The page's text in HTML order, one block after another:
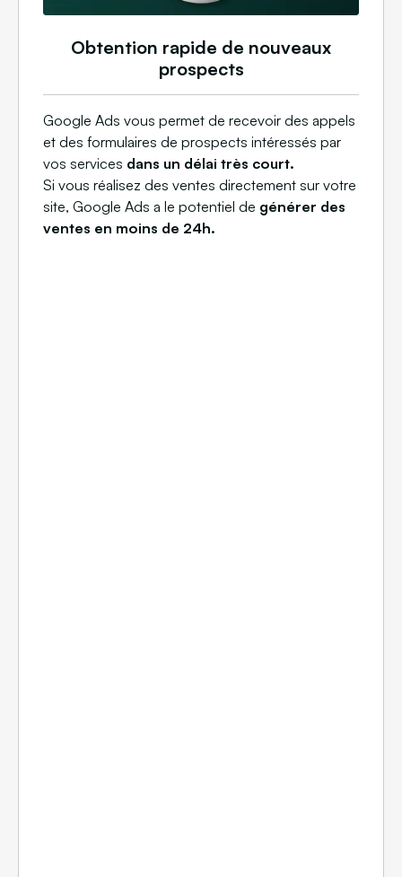
Obtention rapide de nouveaux
prospects
Google Ads vous permet de recevoir des appels
et des formulaires de prospects intéressés par
vos services dans un délai très court.
Si vous réalisez des ventes directement sur votre
site, Google Ads a le potentiel de générer des
ventes en moins de 24h.